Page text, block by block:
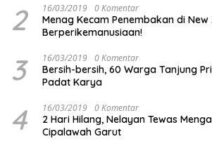
2 16/03/2019 0 Komentar
Menag Kecam Penembakan di New
Berperikemanusiaan!
3 16/03/2019 0 Komentar
Bersih-bersih, 60 Warga Tanjung
Padat Karya
4 16/03/2019 0 Komentar
2 Hari Hilang, Nelayan Tewas
Cipalawah Garut